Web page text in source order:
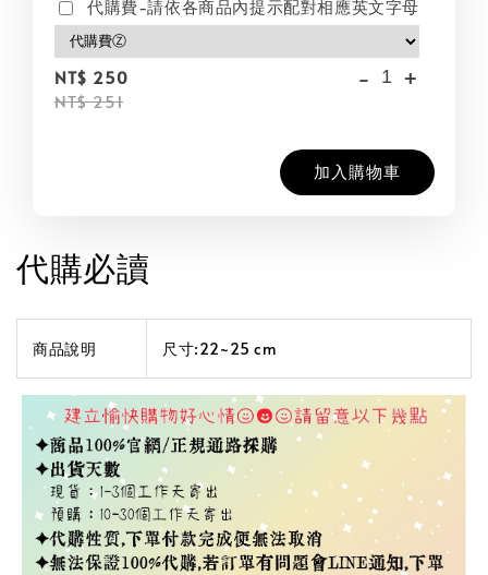
代購費-請依各商品內提示配對相應英文字母
NT$ 250
NT$ 251
- +
加入購物車
代購必讀
商品說明 尺寸:22~25 cm